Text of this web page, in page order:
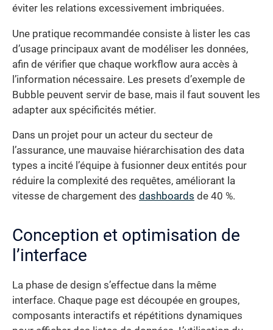
éviter les relations excessivement imbriquées.
Une pratique recommandée consiste à lister les cas
d’usage principaux avant de modéliser les données,
afin de vérifier que chaque workflow aura accès à
l’information nécessaire. Les presets d’exemple de
Bubble peuvent servir de base, mais il faut souvent les
adapter aux spécificités métier.
Dans un projet pour un acteur du secteur de
l’assurance, une mauvaise hiérarchisation des data
types a incité l’équipe à fusionner deux entités pour
réduire la complexité des requêtes, améliorant la
vitesse de chargement des dashboards de 40 %.
Conception et optimisation de
l’interface
La phase de design s’effectue dans la même
interface. Chaque page est découpée en groupes,
composants interactifs et répétitions dynamiques